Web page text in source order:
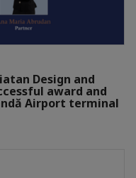
Design and
award and
Airport terminal